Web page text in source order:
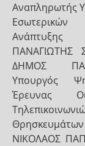
Αναπληρωτής
Εσωτερικών
Ανάπτυξης
ΠΑΝΑΓΙΩΤΗΣ
ΔΗΜΟΣ
Υπουργός
Έρευνας
ΝΙΚΟΛΑΟΣ